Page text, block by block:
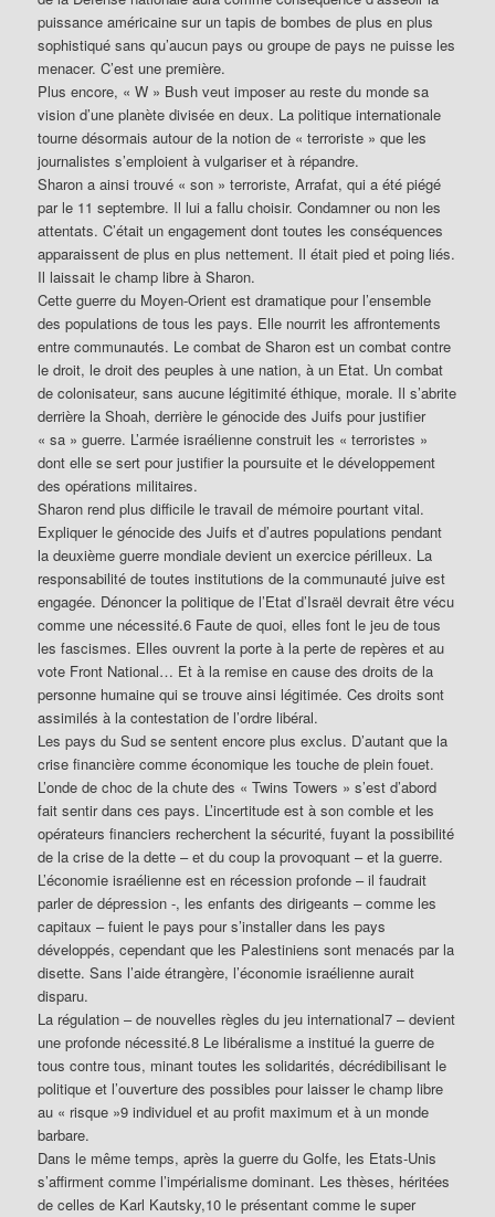
puissance américaine sur un tapis de bombes de plus en plus
sophistiqué sans qu’aucun pays ou groupe de pays ne puisse les
menacer. C’est une première.
Plus encore, « W » Bush veut imposer au reste du monde sa
vision d’une planète divisée en deux. La politique internationale
tourne désormais autour de la notion de « terroriste » que les
journalistes s’emploient à vulgariser et à répandre.
Sharon a ainsi trouvé « son » terroriste, Arrafat, qui a été piégé
par le 11 septembre. Il lui a fallu choisir. Condamner ou non les
attentats. C’était un engagement dont toutes les conséquences
apparaissent de plus en plus nettement. Il était pied et poing liés.
Il laissait le champ libre à Sharon.
Cette guerre du Moyen-Orient est dramatique pour l’ensemble
des populations de tous les pays. Elle nourrit les affrontements
entre communautés. Le combat de Sharon est un combat contre
le droit, le droit des peuples à une nation, à un Etat. Un combat
de colonisateur, sans aucune légitimité éthique, morale. Il s’abrite
derrière la Shoah, derrière le génocide des Juifs pour justifier
« sa » guerre. L’armée israélienne construit les « terroristes »
dont elle se sert pour justifier la poursuite et le développement
des opérations militaires.
Sharon rend plus difficile le travail de mémoire pourtant vital.
Expliquer le génocide des Juifs et d’autres populations pendant
la deuxième guerre mondiale devient un exercice périlleux. La
responsabilité de toutes institutions de la communauté juive est
engagée. Dénoncer la politique de l’Etat d’Israël devrait être vécu
comme une nécessité.6 Faute de quoi, elles font le jeu de tous
les fascismes. Elles ouvrent la porte à la perte de repères et au
vote Front National… Et à la remise en cause des droits de la
personne humaine qui se trouve ainsi légitimée. Ces droits sont
assimilés à la contestation de l’ordre libéral.
Les pays du Sud se sentent encore plus exclus. D’autant que la
crise financière comme économique les touche de plein fouet.
L’onde de choc de la chute des « Twins Towers » s’est d’abord
fait sentir dans ces pays. L’incertitude est à son comble et les
opérateurs financiers recherchent la sécurité, fuyant la possibilité
de la crise de la dette – et du coup la provoquant – et la guerre.
L’économie israélienne est en récession profonde – il faudrait
parler de dépression -, les enfants des dirigeants – comme les
capitaux – fuient le pays pour s’installer dans les pays
développés, cependant que les Palestiniens sont menacés par la
disette. Sans l’aide étrangère, l’économie israélienne aurait
disparu.
La régulation – de nouvelles règles du jeu international7 – devient
une profonde nécessité.8 Le libéralisme a institué la guerre de
tous contre tous, minant toutes les solidarités, décrédibilisant le
politique et l’ouverture des possibles pour laisser le champ libre
au « risque »9 individuel et au profit maximum et à un monde
barbare.
Dans le même temps, après la guerre du Golfe, les Etats-Unis
s’affirment comme l’impérialisme dominant. Les thèses, héritées
de celles de Karl Kautsky,10 le présentant comme le super